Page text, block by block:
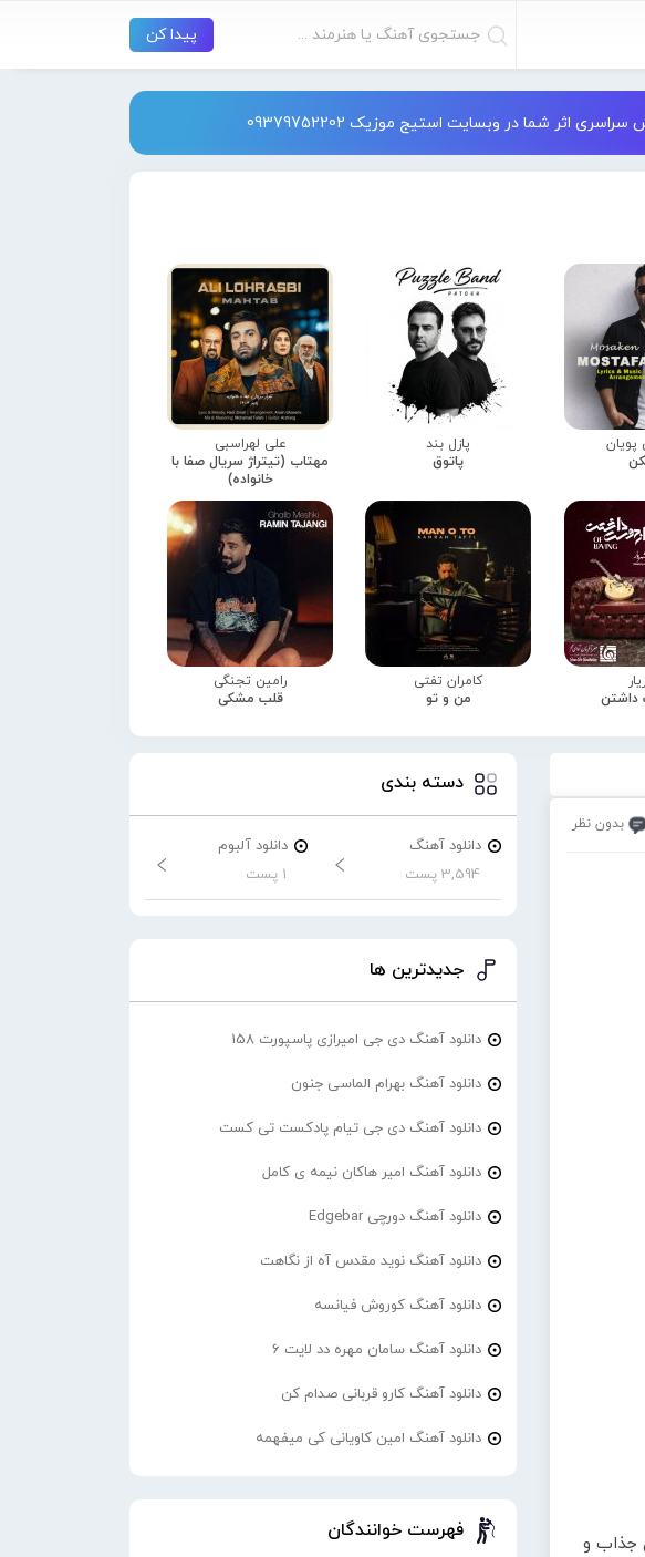
اثر شما در وبسایت استیج موزیک 09379752202
پازل بند
پاتوق
علی لهراسبی
مهتاب (تیتراژ سریال صفا با
خانواده)
داشتن
کامران تفتی
من و تو
رامین تجنگی
قلب مشکی
بدون نظر
جذاب و
دسته بندی
دانلود آهنگ
3,594 پست
دانلود آلبوم
1 پست
جدیدترین ها
دانلود آهنگ دی جی امیرازی پاسپورت 158
دانلود آهنگ بهرام الماسی جنون
دانلود آهنگ دی جی تیام پادکست تی کست
دانلود آهنگ امیر هاکان نیمه ی کامل
دانلود آهنگ دورچی Edgebar
دانلود آهنگ نوید مقدس آه از نگاهت
دانلود آهنگ کوروش فیانسه
دانلود آهنگ سامان مهره دد لایت 6
دانلود آهنگ کارو قربانی صدام کن
دانلود آهنگ امین کاویانی کی میفهمه
فهرست خوانندگان